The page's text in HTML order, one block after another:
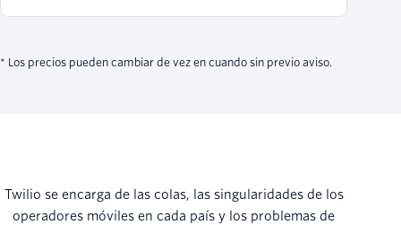
* Los precios pueden cambiar de vez en cuando sin previo aviso.
Twilio se encarga de las colas, las singularidades de los
operadores móviles en cada país y los problemas de